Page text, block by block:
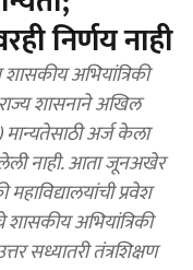
निर्णय नाही
अभियांत्रिकी
शासनाने अखिल
अर्ज केला
नाही. आता जूनअखेर
महाविद्यालयांची प्रवेश
शासकीय अभियांत्रिकी
सध्यातरी तंत्रशिक्षण